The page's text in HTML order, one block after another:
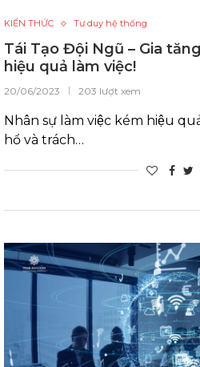
KIẾN THỨC Tư duy hệ thống
Tái Tạo Đội Ngũ – Gia
hiệu quả làm việc!
20/06/2023 203 lượt xem
Nhân sự làm việc kém hiệu
hổ và trách…